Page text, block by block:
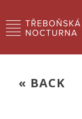
« BACK